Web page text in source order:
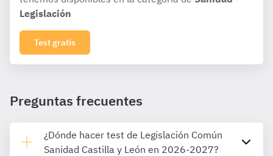
Legislación
Test gratis
Preguntas frecuentes
¿Dónde hacer test de Legislación Común
Sanidad Castilla y León en 2026-2027?